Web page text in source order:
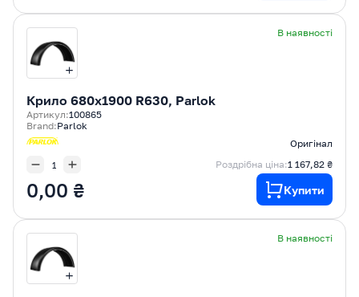
В наявності
Крилo 680x1900 R630, Parlok
Артикул:100865
Brand:Parlok
Оригінал
Роздрібна ціна:1 167,82 ₴
0,00 ₴ Купити
В наявності